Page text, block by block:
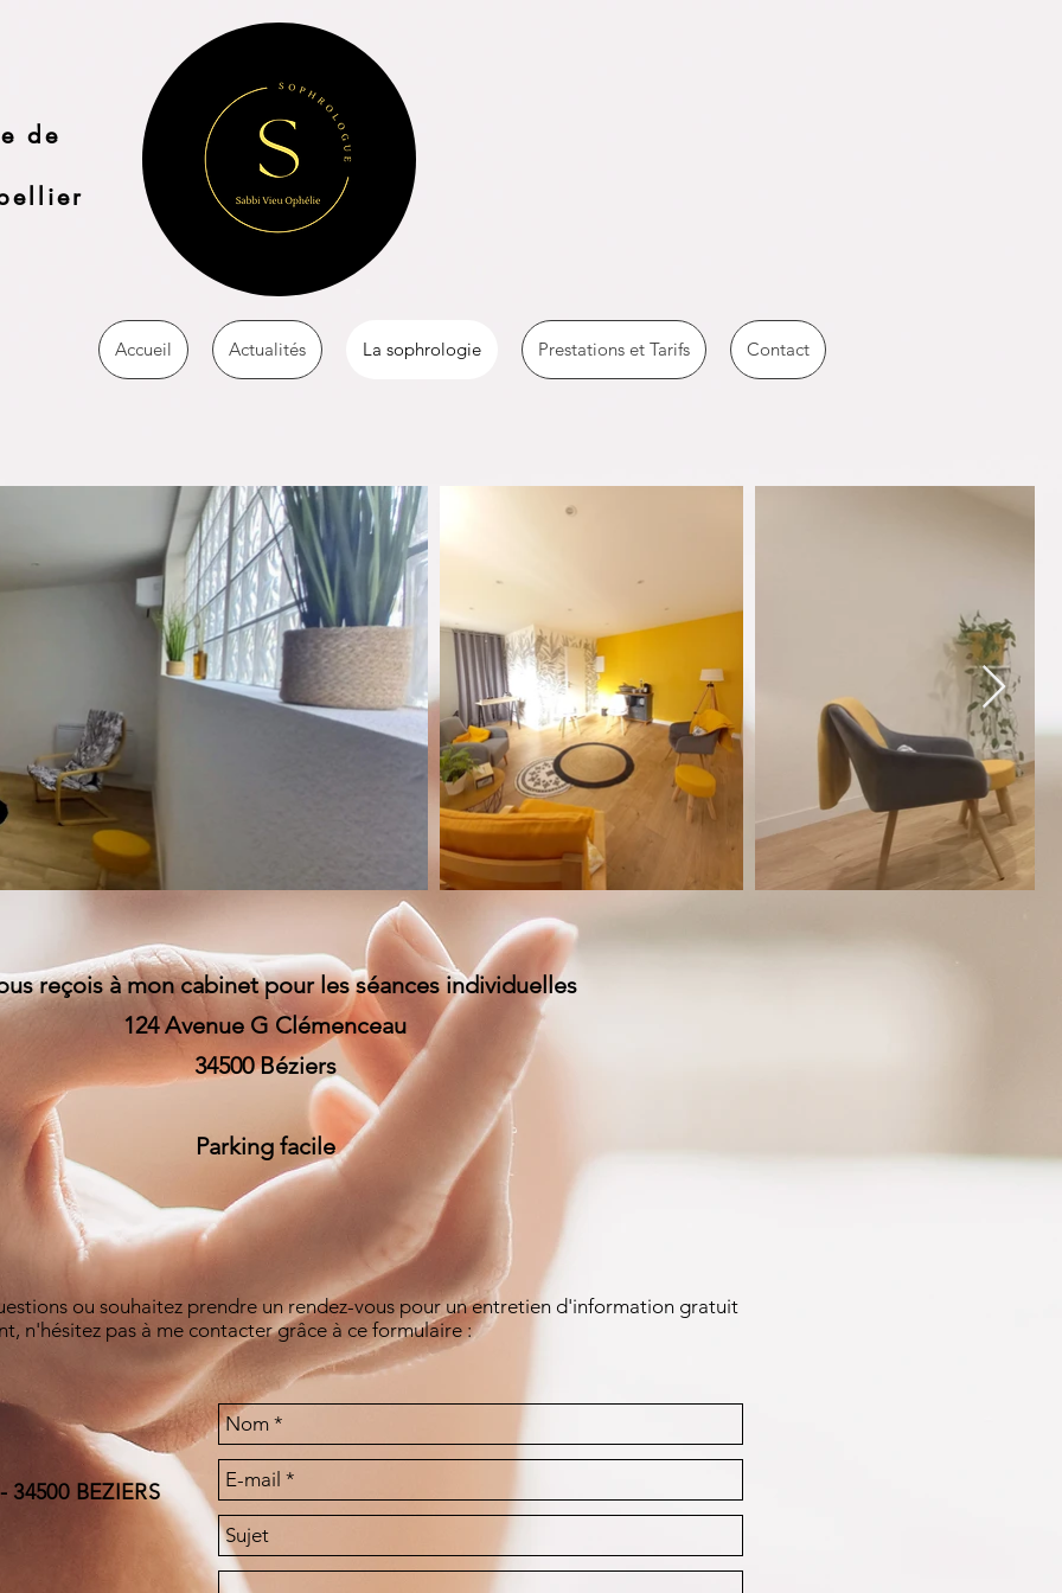
de
Accueil Actualités La sophrologie Prestations et Tarifs Contact
reçois à mon cabinet pour les séances individuelles
124 Avenue G Clémenceau
34500 Béziers
Parking facile
ou souhaitez prendre un rendez-vous pour un entretien d'information gratuit
n'hésitez pas à me contacter grâce à ce formulaire :
BEZIERS